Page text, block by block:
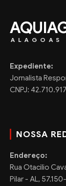
ALAGOAS
Expediente:
Jornalista
CNPJ:
NOSSA
Endereço:
Rua Otacilio
Pilar - AL,